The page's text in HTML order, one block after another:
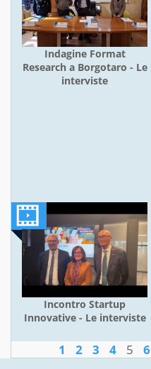
Indagine Format
Research a Borgotaro - Le
interviste
Incontro Startup
Innovative - Le interviste
1 2 3 4 5 6